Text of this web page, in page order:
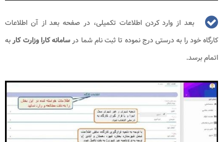
بعد از وارد کردن اطلاعات تکمیلی، در صفحه بعد از آن اطلاعات
کارگاه خود را به درستی درج نموده تا ثبت نام شما درسامانهکارا وزارت کاربه
اتمام برسد.